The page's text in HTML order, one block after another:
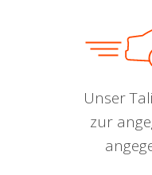
Unser
zur